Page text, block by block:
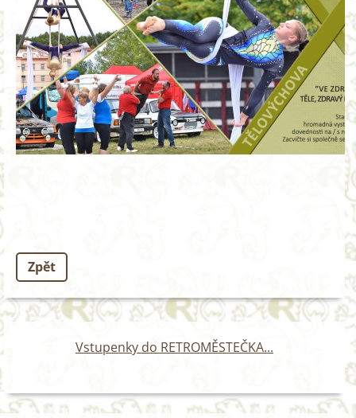
Zpět
Vstupenky do RETROMĚSTEČKA...